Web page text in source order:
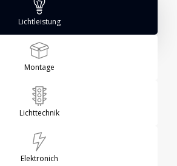
Lichtleistung
Montage
Lichttechnik
Elektronich